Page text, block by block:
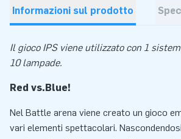
Informazioni sul prodotto
Il gioco IPS viene utilizzato con 1
10 lampade.
Red vs.Blue!
Nel Battle arena viene creato un gioco
vari elementi spettacolari.